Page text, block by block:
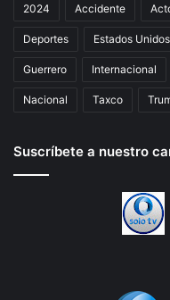
2024 Accidente
Deportes Estados Unidos
Guerrero Internacional
Nacional Taxco
Suscríbete a nuestro